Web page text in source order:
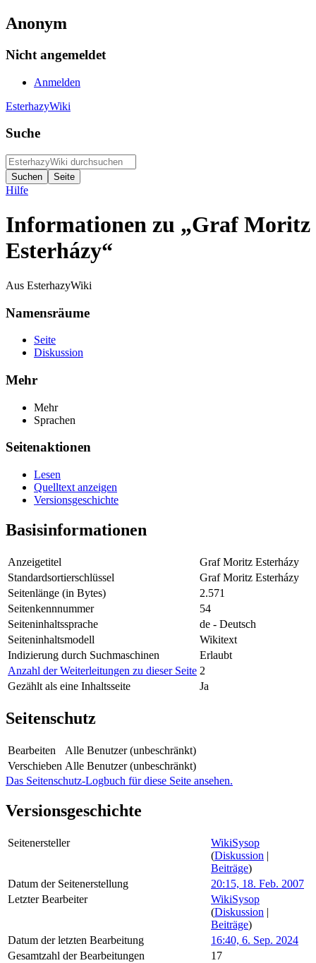
Anonym
Nicht angemeldet
Anmelden
EsterhazyWiki
Suche
Hilfe
Informationen zu „Graf Moritz
Esterházy“
Aus EsterhazyWiki
Namensräume
Seite
Diskussion
Mehr
Mehr
Sprachen
Seitenaktionen
Lesen
Quelltext anzeigen
Versionsgeschichte
Basisinformationen
Anzeigetitel
Graf Moritz Esterházy
Standardsortierschlüssel
Graf Moritz Esterházy
Seitenlänge (in Bytes)
2.571
Seitenkennnummer
54
Seiteninhaltssprache
de - Deutsch
Seiteninhaltsmodell
Wikitext
Indizierung durch Suchmaschinen
Erlaubt
Anzahl der Weiterleitungen zu dieser Seite 2
Gezählt als eine Inhaltsseite
Ja
Seitenschutz
Bearbeiten
Alle Benutzer (unbeschränkt)
Verschieben Alle Benutzer (unbeschränkt)
Das Seitenschutz-Logbuch für diese Seite ansehen.
Versionsgeschichte
Seitenersteller
WikiSysop
(Diskussion |
Beiträge)
Datum der Seitenerstellung
20:15, 18. Feb. 2007
Letzter Bearbeiter
WikiSysop
(Diskussion |
Beiträge)
Datum der letzten Bearbeitung
16:40, 6. Sep. 2024
Gesamtzahl der Bearbeitungen
17